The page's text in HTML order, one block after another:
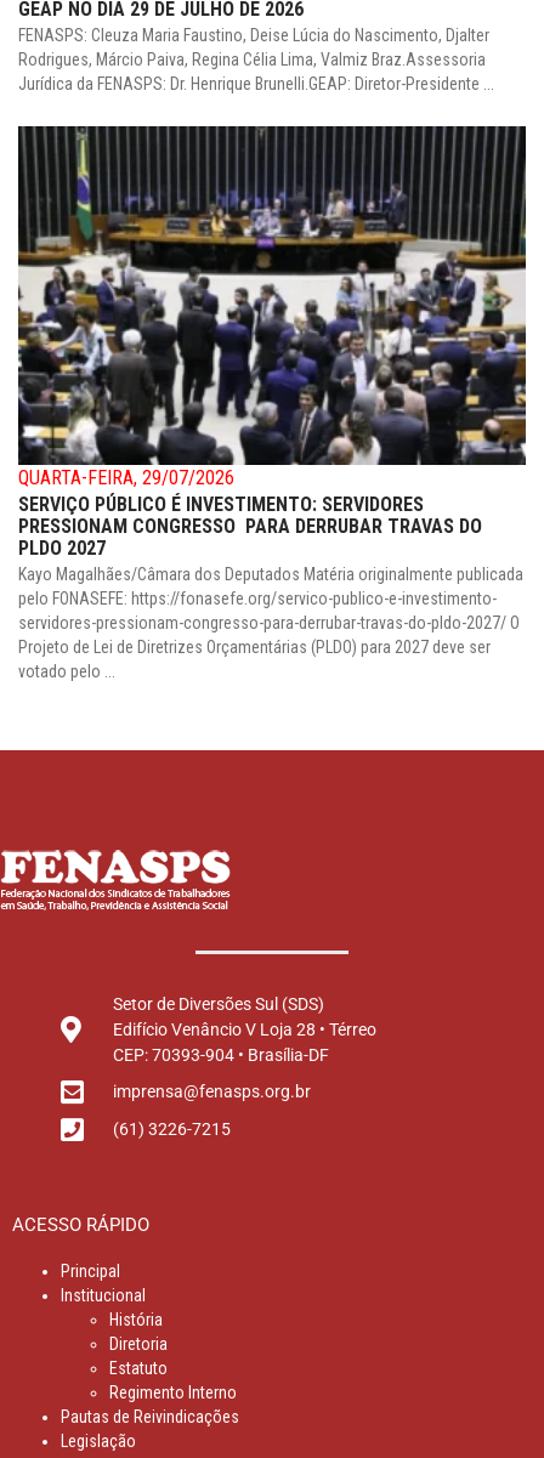
GEAP NO DIA 29 DE JULHO DE 2026
FENASPS: Cleuza Maria Faustino, Deise Lúcia do Nascimento, Djalter
Rodrigues, Márcio Paiva, Regina Célia Lima, Valmiz Braz.Assessoria
Jurídica da FENASPS: Dr. Henrique Brunelli.GEAP: Diretor-Presidente ...
QUARTA-FEIRA, 29/07/2026
SERVIÇO PÚBLICO É INVESTIMENTO: SERVIDORES
PRESSIONAM CONGRESSO PARA DERRUBAR TRAVAS DO
PLDO 2027
Kayo Magalhães/Câmara dos Deputados Matéria originalmente publicada
pelo FONASEFE: https://fonasefe.org/servico-publico-e-investimento-
servidores-pressionam-congresso-para-derrubar-travas-do-pldo-2027/ O
Projeto de Lei de Diretrizes Orçamentárias (PLDO) para 2027 deve ser
votado pelo ...
Setor de Diversões Sul (SDS)
Edifício Venâncio V Loja 28 • Térreo
CEP: 70393-904 • Brasília-DF
imprensa@fenasps.org.br
(61) 3226-7215
ACESSO RÁPIDO
Principal
Institucional
História
Diretoria
Estatuto
Regimento Interno
Pautas de Reivindicações
Legislação